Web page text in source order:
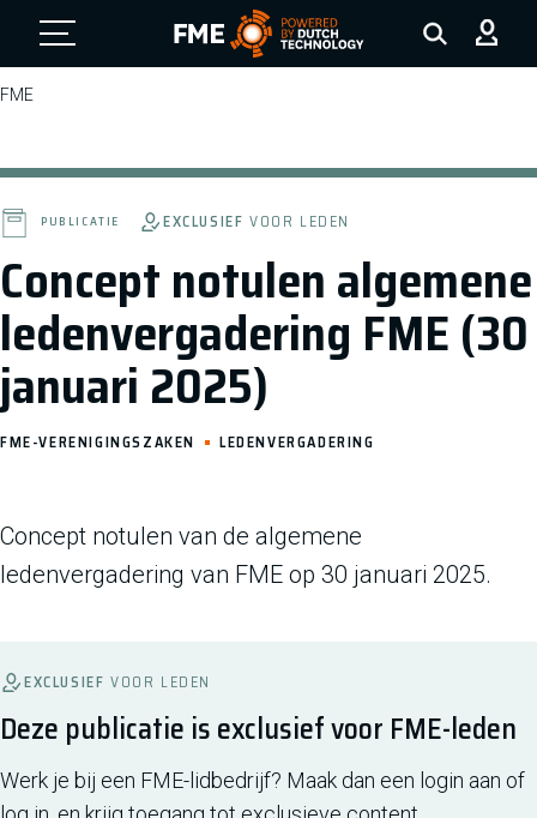
FME Logo, to the homepage
FME
Concept notulen algemene
ledenvergadering FME (30
januari 2025)
PUBLICATIE EXCLUSIEF VOOR LEDEN
FME-VERENIGINGSZAKEN LEDENVERGADERING
Concept notulen van de algemene
ledenvergadering van FME op 30 januari 2025.
EXCLUSIEF VOOR LEDEN
Deze publicatie is exclusief voor FME-leden
Werk je bij een FME-lidbedrijf? Maak dan een login aan of